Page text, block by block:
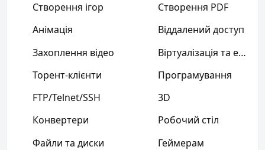
Створення ігор
Створення PDF
Анімація
Віддалений доступ
Захоплення відео
Віртуалізація та емуляція
Торент-клієнти
Програмування
FTP/Telnet/SSH
3D
Конвертери
Робочий стіл
Файли та диски
Геймерам